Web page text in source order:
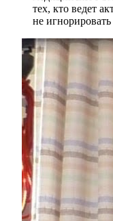
тех, кто ведет
не